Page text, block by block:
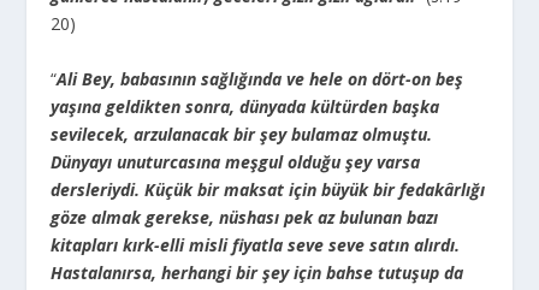
20)
“Ali Bey, babasının sağlığında ve hele on dört-on beş
yaşına geldikten sonra, dünyada kültürden başka
sevilecek, arzulanacak bir şey bulamaz olmuştu.
Dünyayı unuturcasına meşgul olduğu şey varsa
dersleriydi. Küçük bir maksat için büyük bir fedakârlığı
göze almak gerekse, nüshası pek az bulunan bazı
kitapları kırk-elli misli fiyatla seve seve satın alırdı.
Hastalanırsa, herhangi bir şey için bahse tutuşup da